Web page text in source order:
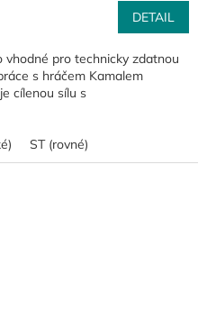
DETAIL
pro technicky zdatnou
s hráčem Kamalem
cílenou sílu s
ST (rovné)